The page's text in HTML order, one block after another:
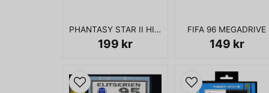
PHANTASY STAR II HINTBOOK
199 kr
FIFA 96 MEGADRIVE
149 kr